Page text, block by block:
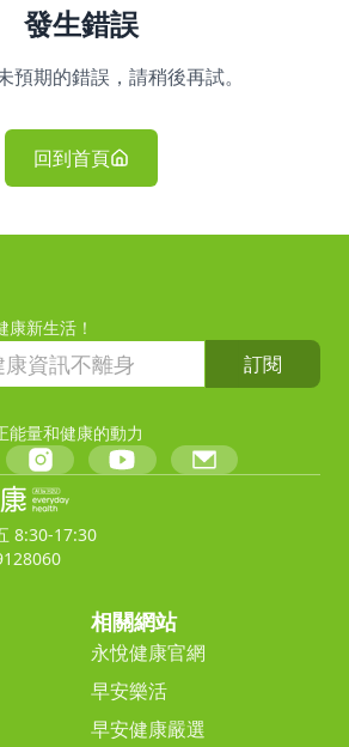
發生錯誤
預期的錯誤，請稍後再試。
回到首頁
新生活！
訂閱
能量和健康的動力
8:30-17:30
相關網站
永悅健康官網
早安樂活
早安健康嚴選